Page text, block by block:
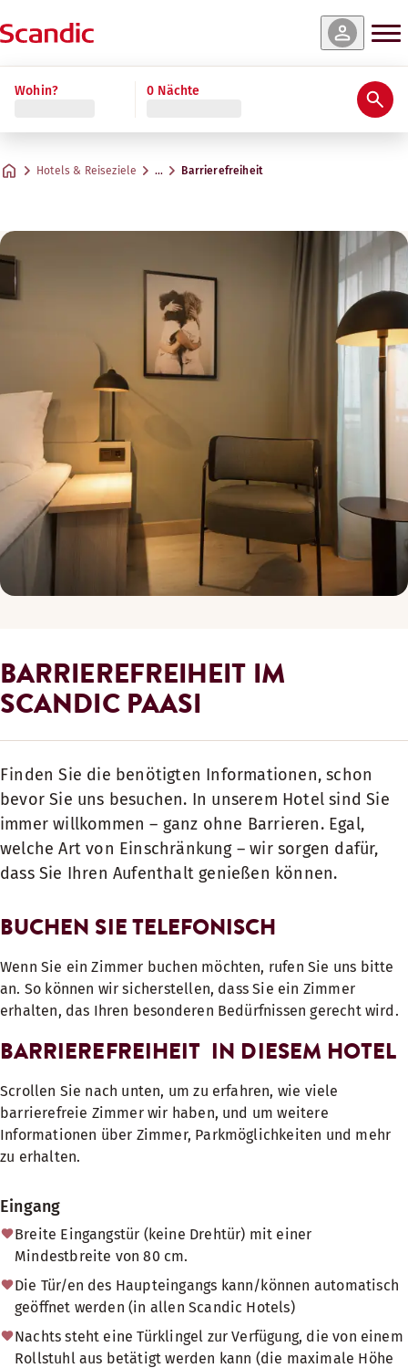
Wohin? 0 Nächte
Hotels & Reiseziele … Barrierefreiheit
BARRIEREFREIHEIT IM
SCANDIC PAASI
Finden Sie die benötigten Informationen, schon
bevor Sie uns besuchen. In unserem Hotel sind Sie
immer willkommen – ganz ohne Barrieren. Egal,
welche Art von Einschränkung – wir sorgen dafür,
dass Sie Ihren Aufenthalt genießen können.
BUCHEN SIE TELEFONISCH
Wenn Sie ein Zimmer buchen möchten, rufen Sie uns bitte
an. So können wir sicherstellen, dass Sie ein Zimmer
erhalten, das Ihren besonderen Bedürfnissen gerecht wird.
BARRIEREFREIHEIT IN DIESEM HOTEL
Scrollen Sie nach unten, um zu erfahren, wie viele
barrierefreie Zimmer wir haben, und um weitere
Informationen über Zimmer, Parkmöglichkeiten und mehr
zu erhalten.
Eingang
Breite Eingangstür (keine Drehtür) mit einer
Mindestbreite von 80 cm.
Die Tür/en des Haupteingangs kann/können automatisch
geöffnet werden (in allen Scandic Hotels)
Nachts steht eine Türklingel zur Verfügung, die von einem
Rollstuhl aus betätigt werden kann (die maximale Höhe